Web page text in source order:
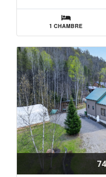
1 CHAMBRE